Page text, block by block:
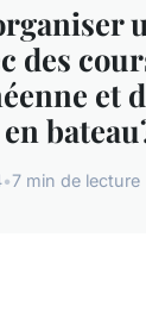
des
et
•7 min de lecture